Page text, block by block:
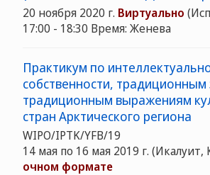
20 ноября 2020 г. Виртуально
17:00 - 18:30 Время: Женева
Практикум по
собственности, традиционным
традиционным выражениям
стран Арктического региона
WIPO/IPTK/YFB/19
14 мая по 16 мая 2019 г. (Икалуит,
очном формате